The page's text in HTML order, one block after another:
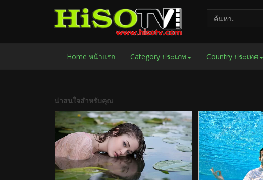
Home หน้าแรก Category ประเภท Country ประเทศ